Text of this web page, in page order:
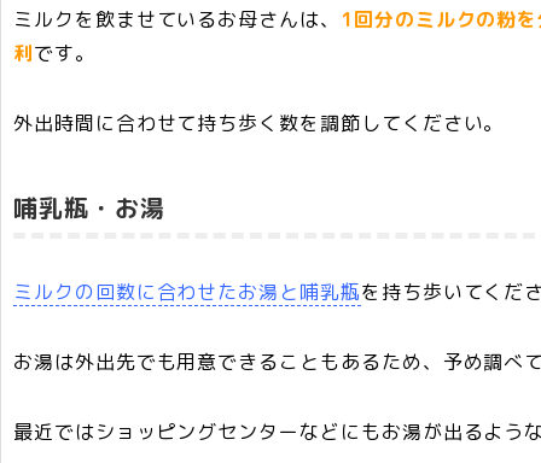
ミルクを飲ませているお母さんは、 1回分のミルクの粉
利です。
外出時間に合わせて持ち歩く数を調節してください。
哺乳瓶・お湯
ミルクの回数に合わせたお湯と哺乳瓶を持ち歩いてくだ
お湯は外出先でも用意できることもあるため、予め調べ
最近ではショッピングセンターなどにもお湯が出るよう